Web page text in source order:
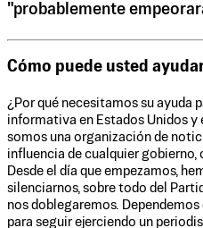
"probablemente
Cómo puede usted
¿Por qué necesitamos su ayuda
informativa en Estados Unidos y
somos una organización de
influencia de cualquier
Desde el día que empezamos,
silenciarnos, sobre todo del
nos doblegaremos.
para seguir ejerciendo un